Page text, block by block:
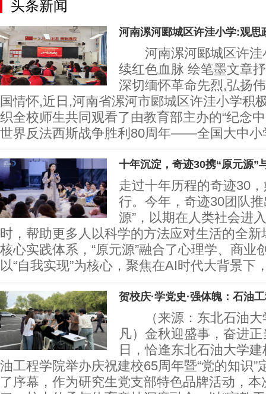
头条新闻
河南漯河郾城区许洼小学:观思
河南漯河郾城区许洼
续红色血脉 绘笔墨文
深切缅怀革命先烈,弘扬
国情怀,近日,河南省漯河市郾城区许洼小学积
织全校师生共同观看了由教育部主办的“纪念
世界反法西斯战争胜利80周年——全国大中小
十年沉淀，奇迹30携“原元源”
走过十年历程的奇迹30
行。今年，奇迹30团队
源”，以期在人类社会进
时，帮助更多人以科学的方法应对生活的全
核心实践体系，“原元源”融合了心理学、商业
以“自我实现”为核心，聚焦在AI时代大背景下
贺校庆·学党史·强体魄：石油
（来源：东北石油大
凡）金秋迎盛事，奋进
日，恰逢东北石油大学
油工程学院举办庆祝建校65周年暨“党的知识”
了序幕，作为研究生党支部特色品牌活动，